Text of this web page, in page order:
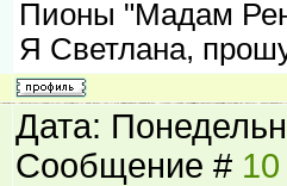
Пионы "Мадам
Я Светлана,
Дата:
Сообщение # 10